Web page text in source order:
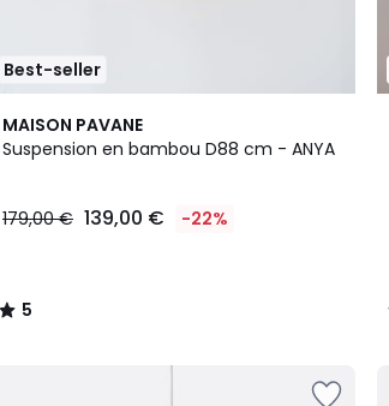
Best-seller
MAISON PAVANE
Suspension en bambou D88 cm - ANYA
179,00 € 139,00 € -22%
5
/
5
/